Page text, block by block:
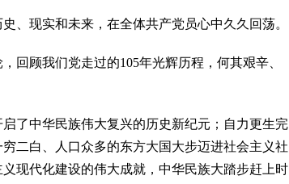
现实和未来，在全体共产党员心中久久回荡。
顾我们党走过的105年光辉历程，何其艰辛、
中华民族伟大复兴的历史新纪元；自力更生完
二白、人口众多的东方大国大步迈进社会主义社
现代化建设的伟大成就，中华民族大踏步赶上时